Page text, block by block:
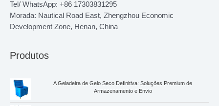
Tel/ WhatsApp: +86 17303831295
Morada: Nautical Road East, Zhengzhou Economic
Development Zone, Henan, China
Produtos
A Geladeira de Gelo Seco Definitiva: Soluções Premium de
Armazenamento e Envio